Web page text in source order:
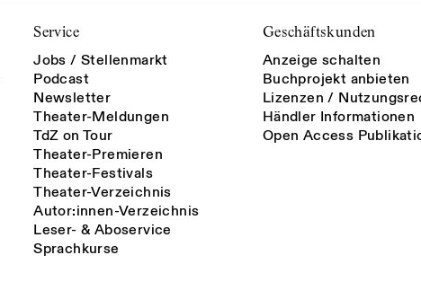
Service
Jobs / Stellenmarkt
Podcast
Newsletter
Theater-Meldungen
TdZ on Tour
Theater-Premieren
Theater-Festivals
Theater-Verzeichnis
Autor:innen-Verzeichnis
Leser- & Aboservice
Sprachkurse
Geschäftskunden
Anzeige schalten
Buchprojekt anbieten
Lizenzen /
Händler Informationen
Open Access